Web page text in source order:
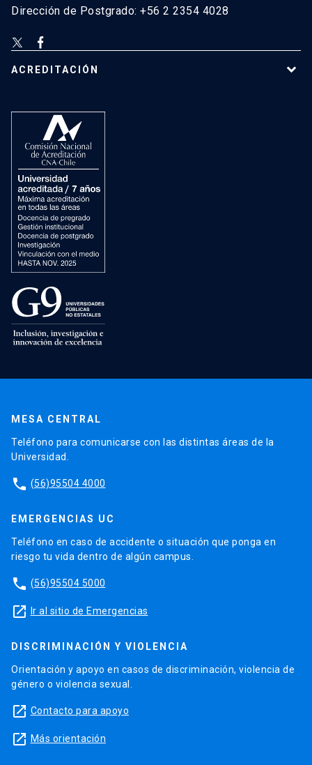
Dirección de Postgrado: +56 2 2354 4028
ACREDITACIÓN
MESA CENTRAL
Teléfono para comunicarse con las distintas áreas de la
Universidad.
phone (56)95504 4000
EMERGENCIAS UC
Teléfono en caso de accidente o situación que ponga en
riesgo tu vida dentro de algún campus.
phone (56)95504 5000
launch Ir al sitio de Emergencias
DISCRIMINACIÓN Y VIOLENCIA
Orientación y apoyo en casos de discriminación, violencia de
género o violencia sexual.
launch Contacto para apoyo
launch Más orientación